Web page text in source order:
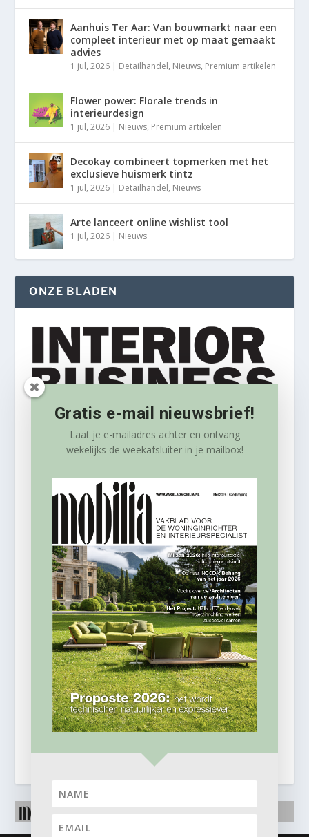
Aanhuis Ter Aar: Van bouwmarkt naar een
compleet interieur met op maat gemaakt
advies
1 jul, 2026 | Detailhandel, Nieuws, Premium artikelen
Flower power: Florale trends in
interieurdesign
1 jul, 2026 | Nieuws, Premium artikelen
Decokay combineert topmerken met het
exclusieve huismerk tintz
1 jul, 2026 | Detailhandel, Nieuws
Arte lanceert online wishlist tool
1 jul, 2026 | Nieuws
ONZE BLADEN
Gratis e-mail nieuwsbrief!
Laat je e-mailadres achter en ontvang
wekelijks de weekafsluiter in je mailbox!